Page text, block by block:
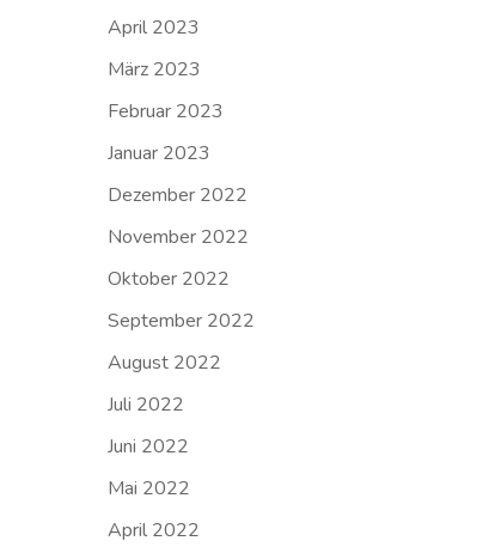
April 2023
März 2023
Februar 2023
Januar 2023
Dezember 2022
November 2022
Oktober 2022
September 2022
August 2022
Juli 2022
Juni 2022
Mai 2022
April 2022